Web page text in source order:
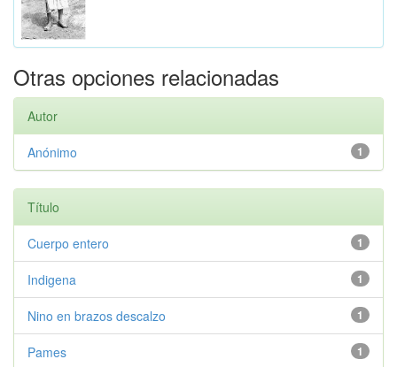
Otras opciones relacionadas
Autor
1
Anónimo
Título
1
Cuerpo entero
1
Indigena
1
Nino en brazos descalzo
1
Pames